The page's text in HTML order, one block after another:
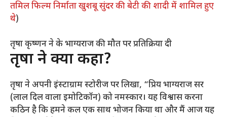
तमिल फिल्म निर्माता खुशबू सुंदर की बेटी की शादी में शामिल हुए
थे)
तृषा कृष्णन ने के भाग्यराज की मौत पर प्रतिक्रिया दी
तृषा ने क्या कहा?
तृषा ने अपनी इंस्टाग्राम स्टोरीज पर लिखा, “प्रिय भाग्यराज सर
(लाल दिल वाला इमोटिकॉन) को नमस्कार। यह विश्वास करना
कठिन है कि हमने कल एक साथ भोजन किया था और मैं आज यह